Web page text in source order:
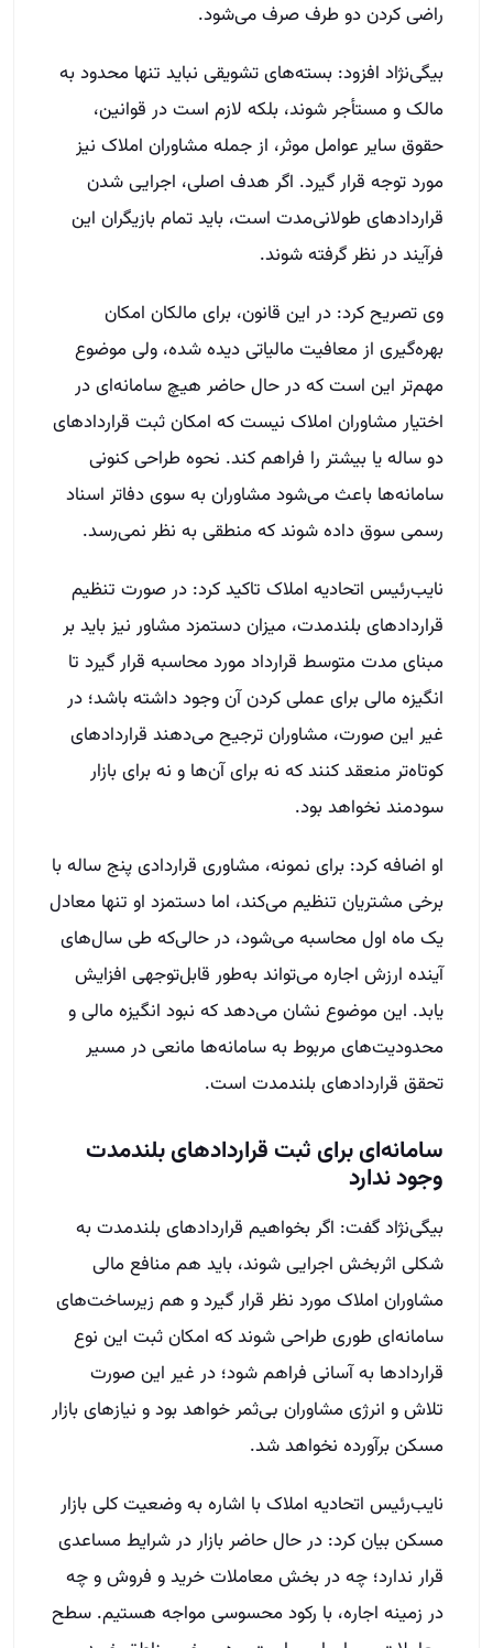
راضی کردن دو طرف صرف می‌شود.
بیگی‌نژاد افزود: بسته‌های تشویقی نباید تنها محدود به
مالک و مستأجر شوند، بلکه لازم است در قوانین،
حقوق سایر عوامل موثر، از جمله مشاوران املاک نیز
مورد توجه قرار گیرد. اگر هدف اصلی، اجرایی شدن
قراردادهای طولانی‌مدت است، باید تمام بازیگران این
فرآیند در نظر گرفته شوند.
وی تصریح کرد: در این قانون، برای مالکان امکان
بهره‌گیری از معافیت مالیاتی دیده شده، ولی موضوع
مهم‌تر این است که در حال حاضر هیچ سامانه‌ای در
اختیار مشاوران املاک نیست که امکان ثبت قراردادهای
دو ساله یا بیشتر را فراهم کند. نحوه طراحی کنونی
سامانه‌ها باعث می‌شود مشاوران به سوی دفاتر اسناد
رسمی سوق داده شوند که منطقی به نظر نمی‌رسد.
نایب‌رئیس اتحادیه املاک تاکید کرد: در صورت تنظیم
قراردادهای بلندمدت، میزان دستمزد مشاور نیز باید بر
مبنای مدت متوسط قرارداد مورد محاسبه قرار گیرد تا
انگیزه مالی برای عملی کردن آن وجود داشته باشد؛ در
غیر این صورت، مشاوران ترجیح می‌دهند قراردادهای
کوتاه‌تر منعقد کنند که نه برای آن‌ها و نه برای بازار
سودمند نخواهد بود.
او اضافه کرد: برای نمونه، مشاوری قراردادی پنج ساله با
برخی مشتریان تنظیم می‌کند، اما دستمزد او تنها معادل
یک ماه اول محاسبه می‌شود، در حالی‌که طی سال‌های
آینده ارزش اجاره می‌تواند به‌طور قابل‌توجهی افزایش
یابد. این موضوع نشان می‌دهد که نبود انگیزه مالی و
محدودیت‌های مربوط به سامانه‌ها مانعی در مسیر
تحقق قراردادهای بلندمدت است.
سامانه‌ای برای ثبت قراردادهای بلندمدت
وجود ندارد
بیگی‌نژاد گفت: اگر بخواهیم قراردادهای بلندمدت به
شکلی اثربخش اجرایی شوند، باید هم منافع مالی
مشاوران املاک مورد نظر قرار گیرد و هم زیرساخت‌های
سامانه‌ای طوری طراحی شوند که امکان ثبت این نوع
قراردادها به آسانی فراهم شود؛ در غیر این صورت
تلاش و انرژی مشاوران بی‌ثمر خواهد بود و نیازهای بازار
مسکن برآورده نخواهد شد.
نایب‌رئیس اتحادیه املاک با اشاره به وضعیت کلی بازار
مسکن بیان کرد: در حال حاضر بازار در شرایط مساعدی
قرار ندارد؛ چه در بخش معاملات خرید و فروش و چه
در زمینه اجاره، با رکود محسوسی مواجه هستیم. سطح